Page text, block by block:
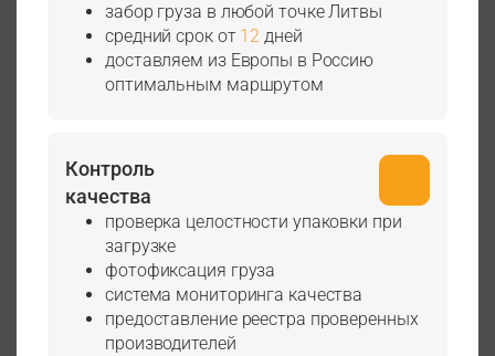
забор груза в любой точке Литвы
средний срок от 12 дней
доставляем из Европы в Россию
оптимальным маршрутом
Контроль
качества
проверка целостности упаковки при
загрузке
фотофиксация груза
система мониторинга качества
предоставление реестра проверенных
производителей